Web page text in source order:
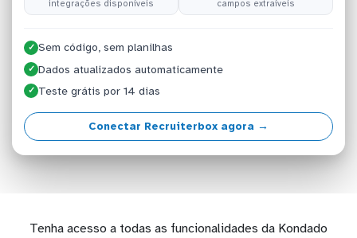
integrações disponíveis campos extraíveis
✓ Sem código, sem planilhas
✓ Dados atualizados automaticamente
✓ Teste grátis por 14 dias
Conectar Recruiterbox agora →
Tenha acesso a todas as funcionalidades da Kondado